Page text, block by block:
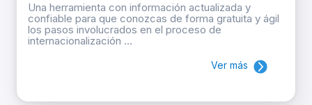
Una herramienta con información actualizada y
confiable para que conozcas de forma gratuita y ágil
los pasos involucrados en el proceso de
internacionalización ...
Ver más